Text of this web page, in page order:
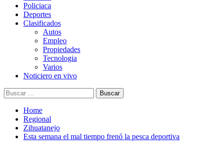
Policiaca
Deportes
Clasificados
Autos
Empleo
Propiedades
Tecnologia
Varios
Noticiero en vivo
Buscar:
Home
Regional
Zihuatanejo
Esta semana el mal tiempo frenó la pesca deportiva